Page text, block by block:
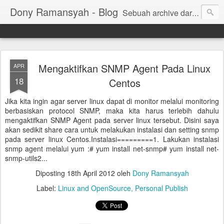
Dony Ramansyah - Blog Sebuah archive dari kehidupan - log dari perjalanan dan tujuan | Fell Free ... ( archive of live, log of journey and target | Fell Free ...)
APR
18
Mengaktifkan SNMP Agent Pada Linux
Centos
Jika kita ingin agar server linux dapat di monitor melalui monitoring
berbasiskan protocol SNMP, maka kita harus terlebih dahulu
mengaktifkan SNMP Agent pada server linux tersebut. Disini saya
akan sedikit share cara untuk melakukan instalasi dan setting snmp
pada server linux Centos.Instalasi=========1. Lakukan instalasi
snmp agent melalui yum :# yum install net-snmp# yum install net-
snmp-utils2...
Diposting 18th April 2012 oleh Dony Ramansyah
Label: Linux and OpenSource Personal Publish